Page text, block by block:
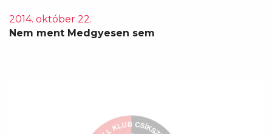
2014. október 22.
Nem ment Medgyesen sem